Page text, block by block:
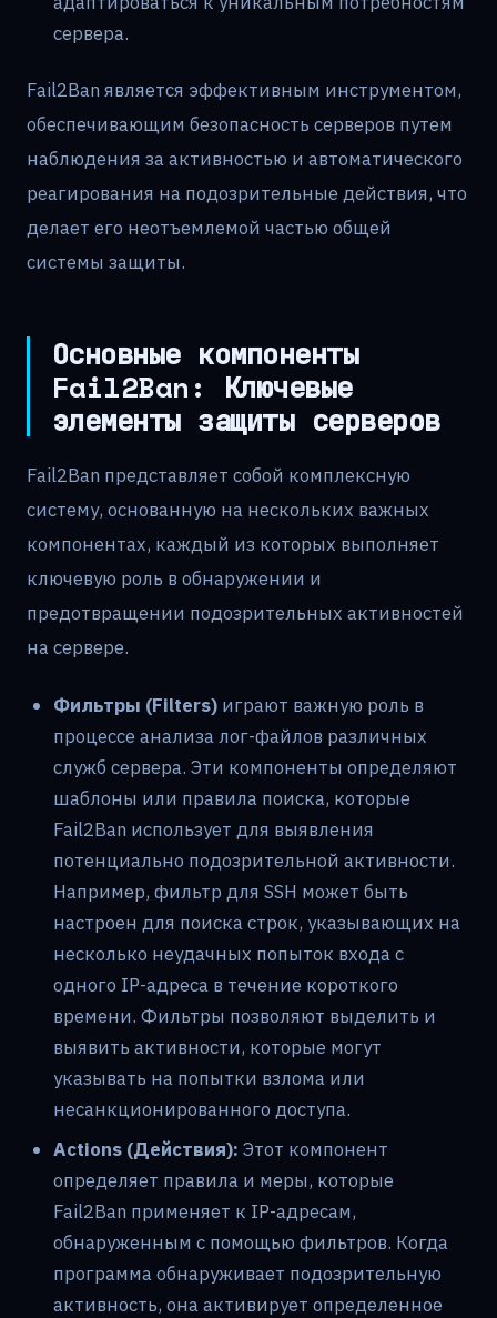
сервера.
Fail2Ban является эффективным инструментом,
обеспечивающим безопасность серверов путем
наблюдения за активностью и автоматического
реагирования на подозрительные действия, что
делает его неотъемлемой частью общей
системы защиты.
Основные компоненты
Fail2Ban: Ключевые
элементы защиты серверов
Fail2Ban представляет собой комплексную
систему, основанную на нескольких важных
компонентах, каждый из которых выполняет
ключевую роль в обнаружении и
предотвращении подозрительных активностей
на сервере.
Фильтры (Filters) играют важную роль в
процессе анализа лог-файлов различных
служб сервера. Эти компоненты определяют
шаблоны или правила поиска, которые
Fail2Ban использует для выявления
потенциально подозрительной активности.
Например, фильтр для SSH может быть
настроен для поиска строк, указывающих на
несколько неудачных попыток входа с
одного IP-адреса в течение короткого
времени. Фильтры позволяют выделить и
выявить активности, которые могут
указывать на попытки взлома или
несанкционированного доступа.
Actions (Действия): Этот компонент
определяет правила и меры, которые
Fail2Ban применяет к IP-адресам,
обнаруженным с помощью фильтров. Когда
программа обнаруживает подозрительную
активность, она активирует определенное